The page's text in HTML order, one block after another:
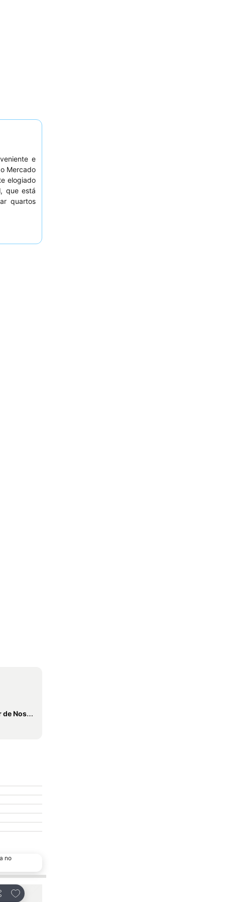
e
Mercado
elogiado
que está
quartos
dos Pinhais
no
Adicionar aos favoritos